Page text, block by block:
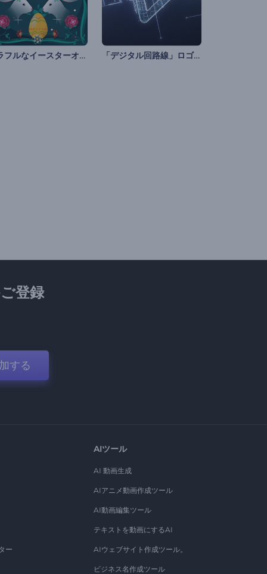
カラフルなイースターオープニング動画 「デジタル回路線」ロゴ動画
登録
する
ー
AIツール
AI 動画生成
AIアニメ動画作成ツール
AI動画編集ツール
テキストを動画にするAI
AIウェブサイト作成ツール。
ビジネス名作成ツール